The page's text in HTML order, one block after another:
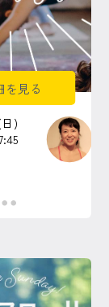
を見る
)
● ●